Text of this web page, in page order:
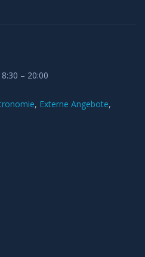
– 20:00
, Externe Angebote,